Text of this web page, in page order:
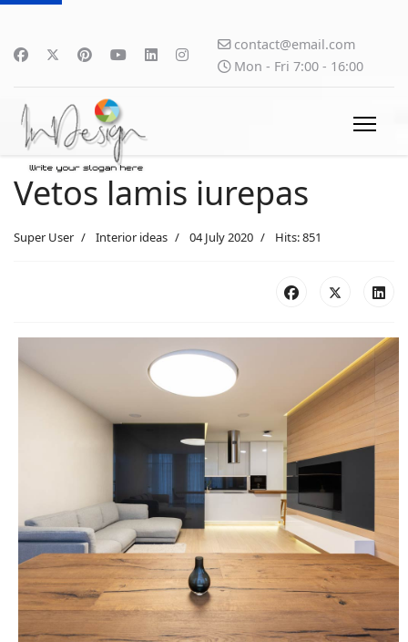
contact@email.com
Mon - Fri 7:00 - 16:00
Vetos lamis iurepas
Super User Interior ideas 04 July 2020 Hits: 851